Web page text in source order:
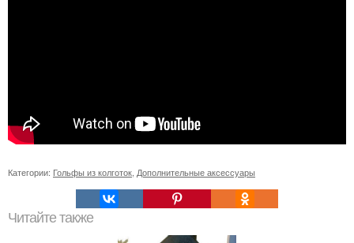
Категории: Гольфы из колготок Дополнительные аксессуары
Читайте также